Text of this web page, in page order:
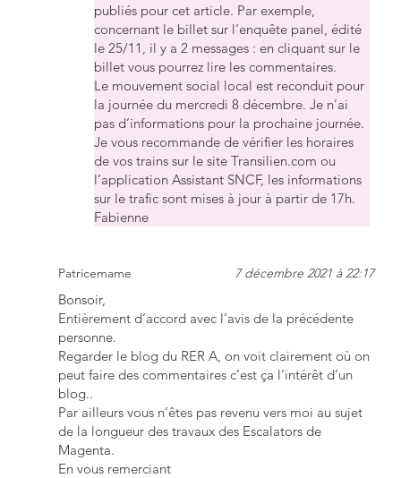
publiés pour cet article. Par exemple,
concernant le billet sur l’enquête panel, édité
le 25/11, il y a 2 messages : en cliquant sur le
billet vous pourrez lire les commentaires.
Le mouvement social local est reconduit pour
la journée du mercredi 8 décembre. Je n’ai
pas d’informations pour la prochaine journée.
Je vous recommande de vérifier les horaires
de vos trains sur le site Transilien.com ou
l’application Assistant SNCF, les informations
sur le trafic sont mises à jour à partir de 17h.
Fabienne
Patricemame 7 décembre 2021 à 22:17
Bonsoir,
Entièrement d’accord avec l’avis de la précédente
personne.
Regarder le blog du RER A, on voit clairement où on
peut faire des commentaires c’est ça l’intérêt d’un
blog..
Par ailleurs vous n’êtes pas revenu vers moi au sujet
de la longueur des travaux des Escalators de
Magenta.
En vous remerciant